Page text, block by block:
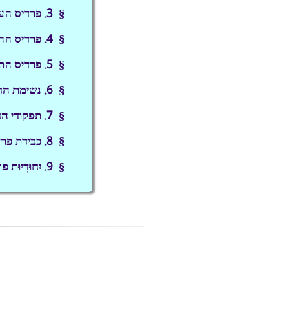
§ 3. פרדיס העליון
§ 4. פרדיס ההיקפי
§ 5. פרדיס התחתון
§ 6. נשימת החלל
§ 7. תפקודי החלל של פרדיס
§ 8. כבידת פרדיס
§ 9. יִחוּדִיּוּת פרדיס